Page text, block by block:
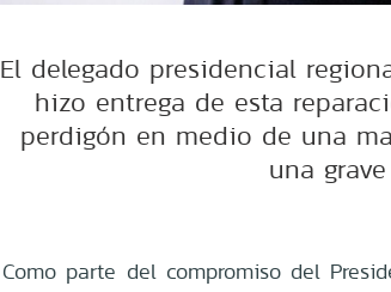
El delegado presidencial
hizo entrega de esta
perdigón en medio de una
una
Como parte del compromiso del